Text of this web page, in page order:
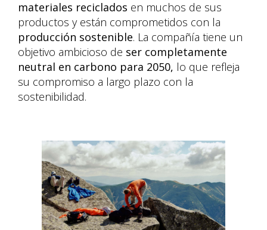
materiales reciclados en muchos de sus
productos y están comprometidos con la
producción sostenible. La compañía tiene un
objetivo ambicioso de ser completamente
neutral en carbono para 2050, lo que refleja
su compromiso a largo plazo con la
sostenibilidad.